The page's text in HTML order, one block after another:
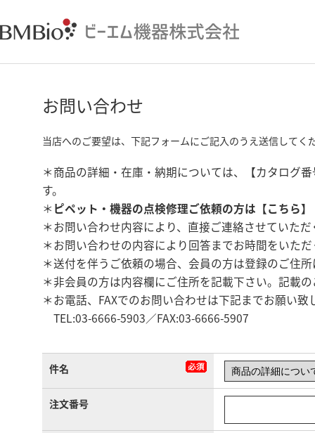
お問い合わせ
当店へのご要望は、下記フォームにご記入のうえ送信してく
＊商品の詳細・在庫・納期については、【カタログ
す。
＊ ピペット・機器の点検修理ご依頼の方は【こちら】
＊お問い合わせ内容により、直接ご連絡させていた
＊お問い合わせの内容により回答までお時間をいた
＊送付を伴うご依頼の場合、会員の方は登録のご住
＊非会員の方は内容欄にご住所を記載下さい。記載
＊お電話、FAXでのお問い合わせは下記までお願い致
TEL:03-6666-5903／FAX:03-6666-5907
件名
注文番号